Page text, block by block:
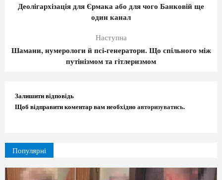
Деолігархізація для Єрмака або для чого Банковій ще
один канал
Наступна
Шамани, нумерологи й псі-генератори. Що спільного між
путінізмом та гітлеризмом
Залишити відповідь
Щоб відправити коментар вам необхідно авторизуватись.
Популярні